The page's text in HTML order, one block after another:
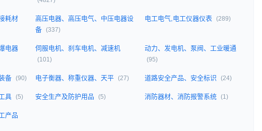
耗材
高压电器、高压电气、中压电器设
备 (337)
电工电气,电工仪器仪表 (289)
电器 伺服电机、刹车电机、减速机
(101)
动力、发电机、泵阀、工业暖通
(95)
备 (90) 电子衡器、称重仪器、天平 (27) 道路安全产品、安全标识 (24)
具 (5) 安全生产及防护用品 (5) 消防器材、消防报警系统 (1)
产品